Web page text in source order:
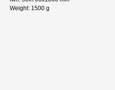
Weight: 1500 g